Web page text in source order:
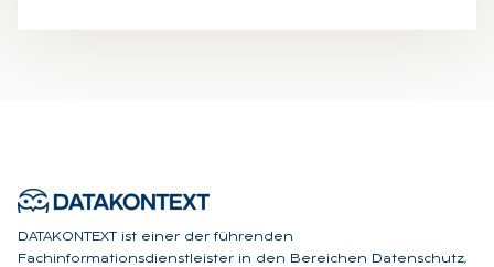
DATAKONTEXT ist einer der führenden
Fachinformationsdienstleister in den Bereichen Datenschutz,